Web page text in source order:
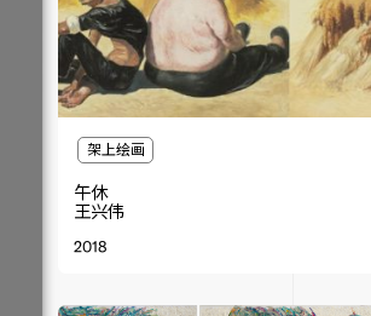
架上绘画
午休
王兴伟
2018